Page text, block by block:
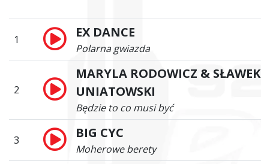
1 EX DANCE
Polarna gwiazda
2
MARYLA RODOWICZ & SŁAWEK
UNIATOWSKI
Będzie to co musi być
3 BIG CYC
Moherowe berety